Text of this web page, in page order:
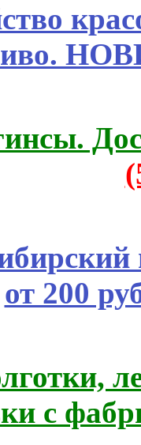
от 200
с